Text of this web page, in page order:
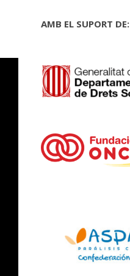
AMB EL SUPORT DE: